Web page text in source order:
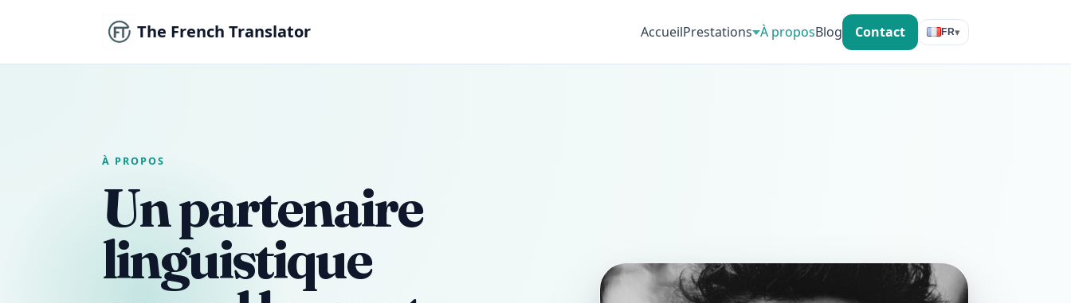
The French Translator AccueilPrestations À proposBlog Contact FR▾
À PROPOS
Un partenaire
linguistique